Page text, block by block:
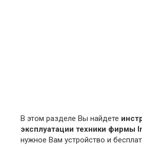
В этом разделе Вы найдете
эксплуатации техники фирмы
нужное Вам устройство и